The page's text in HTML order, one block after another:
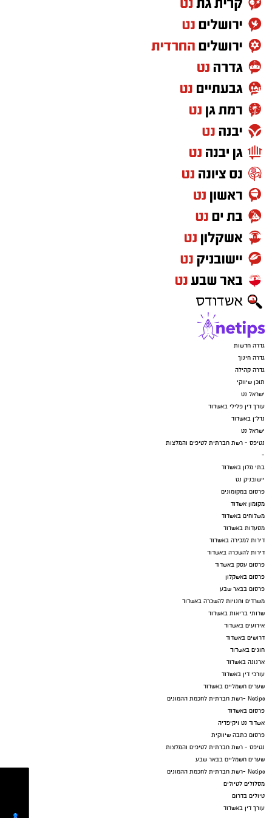
העונה החמישית של "פאודה" מתרחשת על רקע
המציאות הביטחונית שנוצרה לאחר מתקפת חמאס
ב7 באוקטובר, והפרקים הקרובים צפויים להציג את
נקודת המבט של הדמויות המרכזיות במהלך
האירועים הדרמטיים.
יש לכם מידע חשוב שטרם נחשף? צילומים מאירוע
חדשותי? מצאתם טעות בכתבה? נשמח שתשתפו
אותנו
גדרה חדשות
גדרה חינוך
גדרה קהילה
תוכן שיווקי
ישראל נט
עורך דין פלילי באשדוד
נדל"ן באשדוד
ישראל נט
נטיפס - רשת חברתית לטיפים והמלצות
-
בתי מלון באשדוד
יישובניק נט
פרסום במקומונים
מקומון אשדוד
משלוחים באשדוד
מסעדות באשדוד
דירות למכירה באשדוד
דירות להשכרה באשדוד
פרסום עסק באשדוד
פרסום באשקלון
פרסום בבאר שבע
משרדים וחנויות להשכרה באשדוד
שרותי בריאות באשדוד
אירועים באשדוד
דרושים באשדוד
חוגים באשדוד
ארנונה באשדוד
עורכי דין באשדוד
שערים חשמליים באשדוד
Netips -רשת חברתית לחכמת ההמונים
פרסום באשדוד
אשדוד נט ויקיפדיה
פרסום כתבה שיווקית
נטיפס - רשת חברתית לטיפים והמלצות
שערים חשמליים בבאר שבע
Netips -רשת חברתית לחכמת ההמונים
מסלולים לטיולים
טיולים בדרום
עורך דין באשדוד